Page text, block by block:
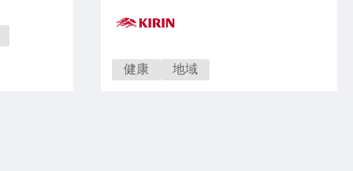
健康 地域